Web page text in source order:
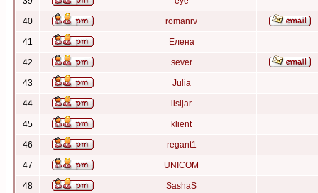
40 romanrv
41 Елена
42 sever
43 Julia
44 ilsijar
45 klient
46 regant1
47 UNICOM
48 SashaS